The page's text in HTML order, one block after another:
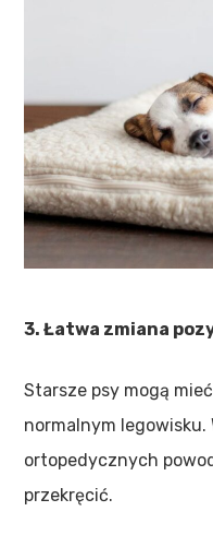
3. Łatwa zmiana
Starsze psy mogą
normalnym legowisku.
ortopedycznych
przekręcić.